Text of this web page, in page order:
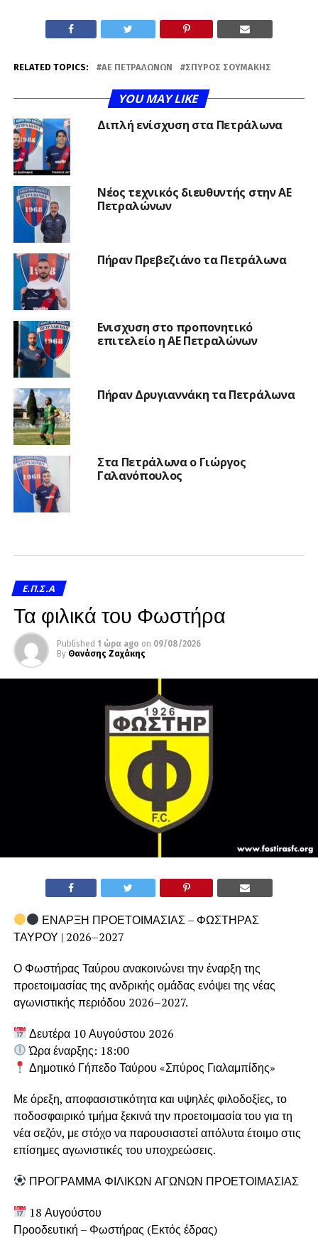
RELATED TOPICS: ΑΕ ΠΕΤΡΑΛΏΝΩΝ ΣΠΎΡΟΣ ΣΟΥΜΆΚΗΣ
YOU MAY LIKE
Διπλή ενίσχυση στα Πετράλωνα
Νέος τεχνικός διευθυντής στην ΑΕ
Πετραλώνων
Πήραν Πρεβεζιάνο τα Πετράλωνα
Ενισχυση στο προπονητικό
επιτελείο η ΑΕ Πετραλώνων
Πήραν Δρυγιαννάκη τα Πετράλωνα
Στα Πετράλωνα ο Γιώργος
Γαλανόπουλος
Ε.Π.Σ.Α
Τα φιλικά του Φωστήρα
Published 1 ώρα ago on 09/08/2026
By Θανάσης Ζαχάκης
ΕΝΑΡΞΗ ΠΡΟΕΤΟΙΜΑΣΙΑΣ – ΦΩΣΤΗΡΑΣ
ΤΑΥΡΟΥ | 2026–2027
Ο Φωστήρας Ταύρου ανακοινώνει την έναρξη της
προετοιμασίας της ανδρικής ομάδας ενόψει της νέας
αγωνιστικής περιόδου 2026–2027.
Δευτέρα 10 Αυγούστου 2026
Ώρα έναρξης: 18:00
Δημοτικό Γήπεδο Ταύρου «Σπύρος Γιαλαμπίδης»
Με όρεξη, αποφασιστικότητα και υψηλές φιλοδοξίες, το
ποδοσφαιρικό τμήμα ξεκινά την προετοιμασία του για τη
νέα σεζόν, με στόχο να παρουσιαστεί απόλυτα έτοιμο στις
επίσημες αγωνιστικές του υποχρεώσεις.
ΠΡΟΓΡΑΜΜΑ ΦΙΛΙΚΩΝ ΑΓΩΝΩΝ ΠΡΟΕΤΟΙΜΑΣΙΑΣ
18 Αυγούστου
Προοδευτική – Φωστήρας (Εκτός έδρας)